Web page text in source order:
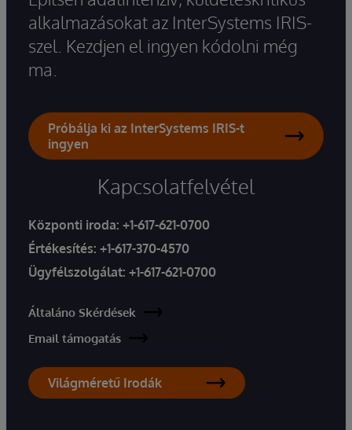
alkalmazásokat az InterSystems IRIS-
szel. Kezdjen el ingyen kódolni még
ma.
Próbálja ki az InterSystems IRIS-t
ingyen
Kapcsolatfelvétel
Központi iroda: +1-617-621-0700
Értékesítés: +1-617-370-4570
Ügyfélszolgálat: +1-617-621-0700
Általáno Skérdések
Email támogatás
Világméretű Irodák